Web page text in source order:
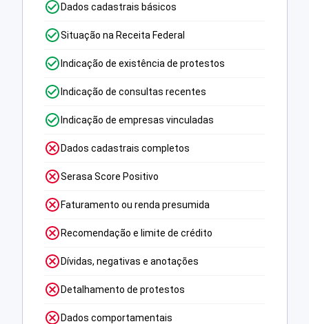
Dados cadastrais básicos
Situação na Receita Federal
Indicação de existência de protestos
Indicação de consultas recentes
Indicação de empresas vinculadas
Dados cadastrais completos
Serasa Score Positivo
Faturamento ou renda presumida
Recomendação e limite de crédito
Dívidas, negativas e anotações
Detalhamento de protestos
Dados comportamentais